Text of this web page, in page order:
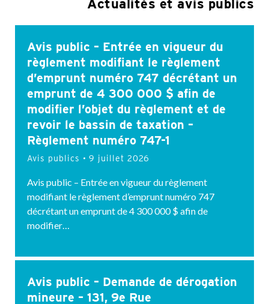
Actualités et avis publics
Avis public – Entrée en vigueur du
règlement modifiant le règlement
d’emprunt numéro 747 décrétant un
emprunt de 4 300 000 $ afin de
modifier l’objet du règlement et de
revoir le bassin de taxation –
Règlement numéro 747-1
Avis publics 9 juillet 2026
Avis public – Entrée en vigueur du règlement
modifiant le règlement d’emprunt numéro 747
décrétant un emprunt de 4 300 000 $ afin de
modifier…
Avis public – Demande de dérogation
mineure – 131, 9e Rue